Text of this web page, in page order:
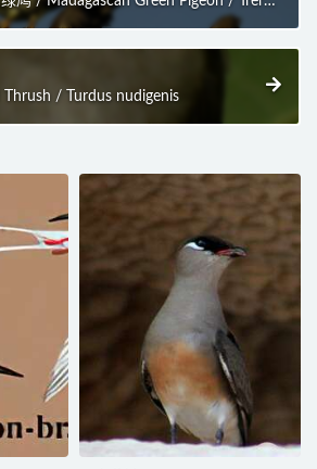
australis
/ Turdus nudigenis